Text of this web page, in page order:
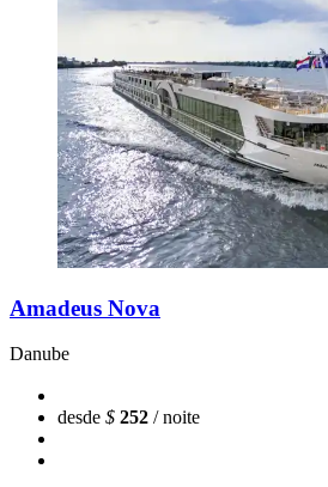
Amadeus Nova
Danube
desde $ 252 / noite